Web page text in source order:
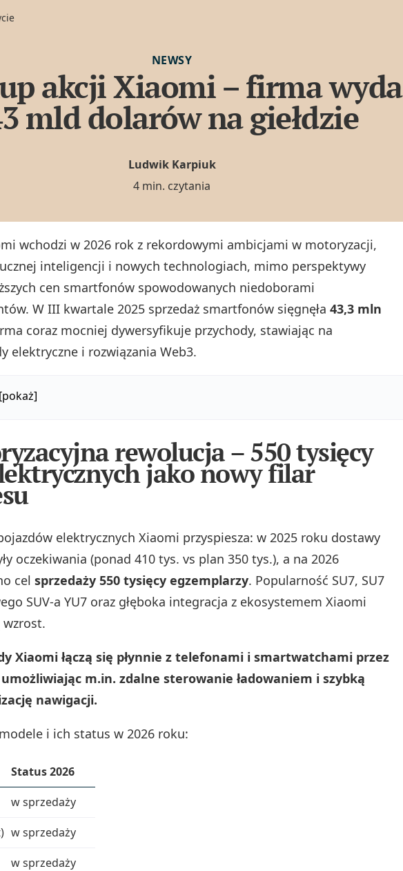
NEWSY
akcji Xiaomi – firma wyda
mld dolarów na giełdzie
Ludwik Karpiuk
4 min. czytania
wchodzi w 2026 rok z rekordowymi ambicjami w motoryzacji,
inteligencji i nowych technologiach, mimo perspektywy
cen smartfonów spowodowanych niedoborami
W III kwartale 2025 sprzedaż smartfonów sięgnęła 43,3 mln
coraz mocniej dywersyfikuje przychody, stawiając na
elektryczne i rozwiązania Web3.
[pokaż]
rewolucja – 550 tysięcy
jako nowy filar
elektrycznych Xiaomi przyspiesza: w 2025 roku dostawy
oczekiwania (ponad 410 tys. vs plan 350 tys.), a na 2026
cel sprzedaży 550 tysięcy egzemplarzy. Popularność SU7, SU7
SUV-a YU7 oraz głęboka integracja z ekosystemem Xiaomi
wzrost.
Xiaomi łączą się płynnie z telefonami i smartwatchami przez
umożliwiając m.in. zdalne sterowanie ładowaniem i szybką
nawigacji.
i ich status w 2026 roku:
Status 2026
w sprzedaży
w sprzedaży
w sprzedaży